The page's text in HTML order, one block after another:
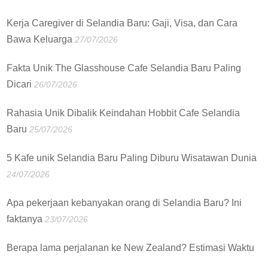
Kerja Caregiver di Selandia Baru: Gaji, Visa, dan Cara
Bawa Keluarga 27/07/2026
Fakta Unik The Glasshouse Cafe Selandia Baru Paling
Dicari 26/07/2026
Rahasia Unik Dibalik Keindahan Hobbit Cafe Selandia
Baru 25/07/2026
5 Kafe unik Selandia Baru Paling Diburu Wisatawan Dunia
24/07/2026
Apa pekerjaan kebanyakan orang di Selandia Baru? Ini
faktanya 23/07/2026
Berapa lama perjalanan ke New Zealand? Estimasi Waktu